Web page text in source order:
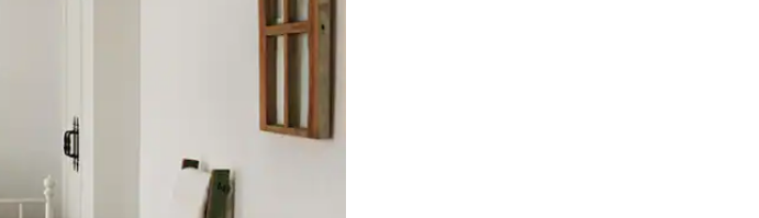
y hacia abajo o explora con el tacto o desliza el dedo.